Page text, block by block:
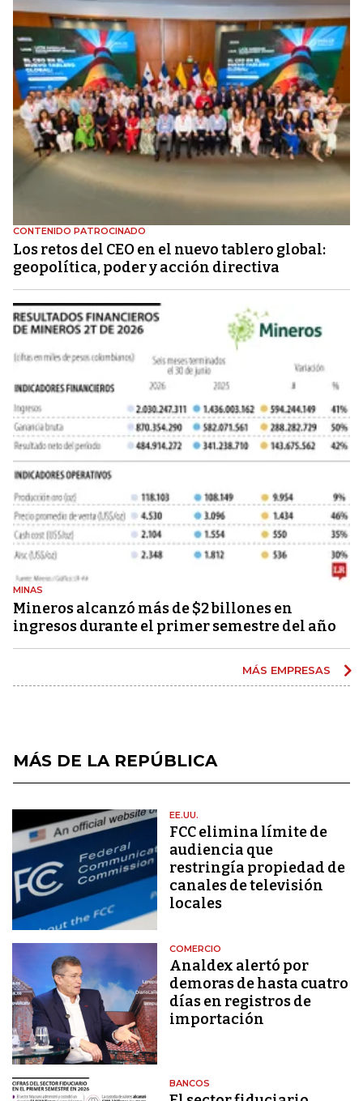
CONTENIDO PATROCINADO
Los retos del CEO en el nuevo tablero global:
geopolítica, poder y acción directiva
MINAS
Mineros alcanzó más de $2 billones en
ingresos durante el primer semestre del año
MÁS EMPRESAS
MÁS DE LA REPÚBLICA
EE.UU.
FCC elimina límite de
audiencia que
restringía propiedad de
canales de televisión
locales
COMERCIO
Analdex alertó por
demoras de hasta cuatro
días en registros de
importación
BANCOS